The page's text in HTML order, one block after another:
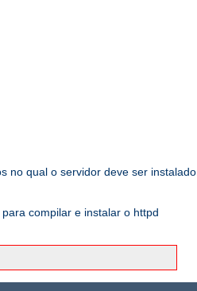
no qual o servidor deve ser instalado.
compilar e instalar o httpd